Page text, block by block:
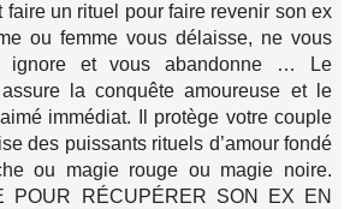
faire un rituel pour faire revenir son ex
ou femme vous délaisse, ne vous
ignore et vous abandonne … Le
la conquête amoureuse et le
immédiat. Il protège votre couple
des puissants rituels d’amour fondé
ou magie rouge ou magie noire.
POUR RÉCUPÉRER SON EX EN